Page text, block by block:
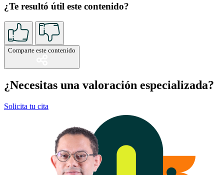
¿Te resultó útil este contenido?
Comparte este contenido
¿Necesitas una valoración especializada?
Solicita tu cita